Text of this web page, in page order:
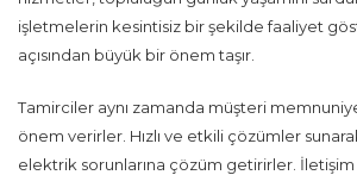
işletmelerin kesintisiz bir şekilde faaliyet
açısından büyük bir önem taşır.
Tamirciler aynı zamanda müşteri
önem verirler. Hızlı ve etkili çözümler
elektrik sorunlarına çözüm getirirler.